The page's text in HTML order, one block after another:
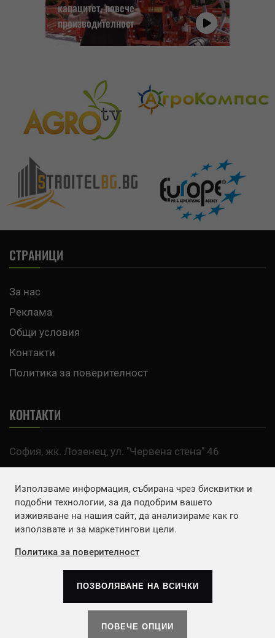
капацитет, повече
производителност
СТРАНИЦИ
За нас
Реклама
Общи условия
Контакти
Политика за поверителност
КОНТАКТИ
София, жк. Лозенец, ул. "Червена стена" 46
Email: office@agro.bg
FACEBOOK
Copyrights © 2026Агенция Европа ЕООД
права запазени.
Използваме информация, събирана чрез бисквитки и
подобни технологии, за да подобрим вашето
изживяване на нашия сайт, да анализираме как го
използвате и за маркетингови цели.
Политика за поверителност
ПОЗВОЛЯВАНЕ НА ВСИЧКИ
ПОВЕЧЕ ОПЦИИ